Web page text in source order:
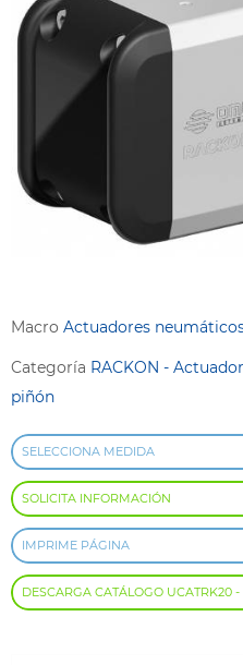
Macro Actuadores
Categoría RACKON -
piñón
SELECCIONA MEDIDA
SOLICITA INFORMACIÓN
IMPRIME PÁGINA
DESCARGA CATÁLOGO UCATRK20